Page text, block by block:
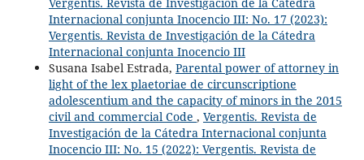
Internacional conjunta Inocencio III: No. 17 (2023):
Vergentis. Revista de Investigación de la Cátedra
Internacional conjunta Inocencio III
Susana Isabel Estrada, Parental power of attorney in
light of the lex plaetoriae de circunscriptione
adolescentium and the capacity of minors in the 2015
civil and commercial Code , Vergentis. Revista de
Investigación de la Cátedra Internacional conjunta
Inocencio III: No. 15 (2022): Vergentis. Revista de